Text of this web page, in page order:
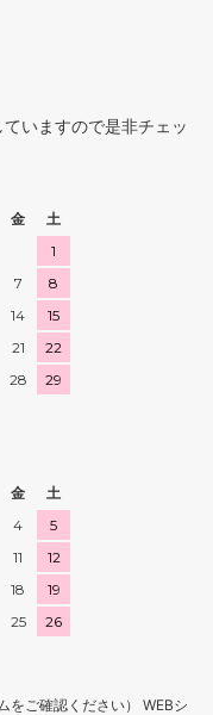
いますので是非チェッ
金
土
1
7
8
14
15
21
22
28
29
金
土
4
5
11
12
18
19
25
26
をご確認ください） WEBシ